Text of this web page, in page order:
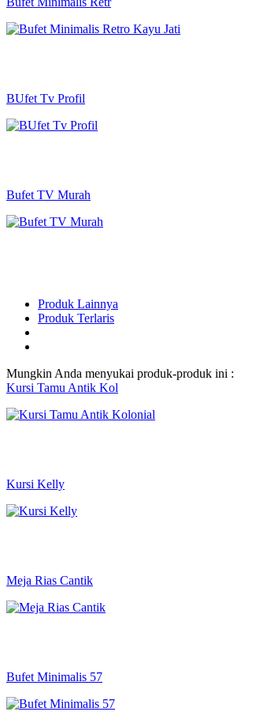
BUfet Tv Profil
Bufet TV Murah
Produk Lainnya
Produk Terlaris
Mungkin Anda menyukai produk-produk ini :
Kursi Tamu Antik Kol
Kursi Kelly
Meja Rias Cantik
Bufet Minimalis 57